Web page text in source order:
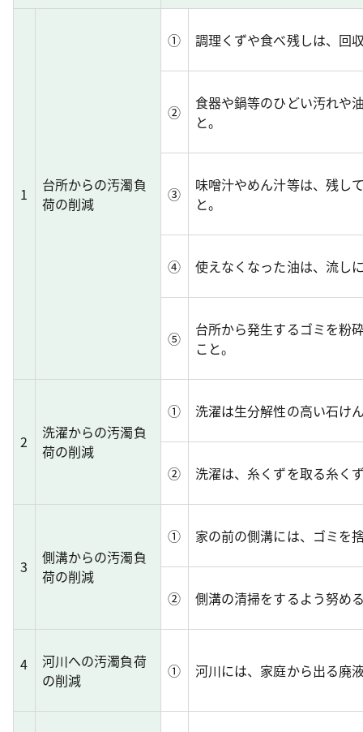
1
台所からの汚濁負
荷の削減
① 調理くずや食べ残しは、回
②
食器や鍋等のひどい汚れや
と。
③
味噌汁やめん汁等は、残し
と。
④ 使えなくなった油は、流し
⑤
台所から発生するゴミを粉
こと。
2
洗濯からの汚濁負
荷の削減
① 洗濯は生分解性の高い石け
② 洗濯は、糸くずを取る糸く
3
側溝からの汚濁負
荷の削減
① 家の前の側溝には、ゴミを
② 側溝の清掃をするよう努め
4
河川への汚濁負荷
の削減
① 河川には、家庭から出る廃